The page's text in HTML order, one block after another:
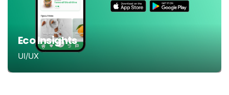
Eco Insights
UI/UX